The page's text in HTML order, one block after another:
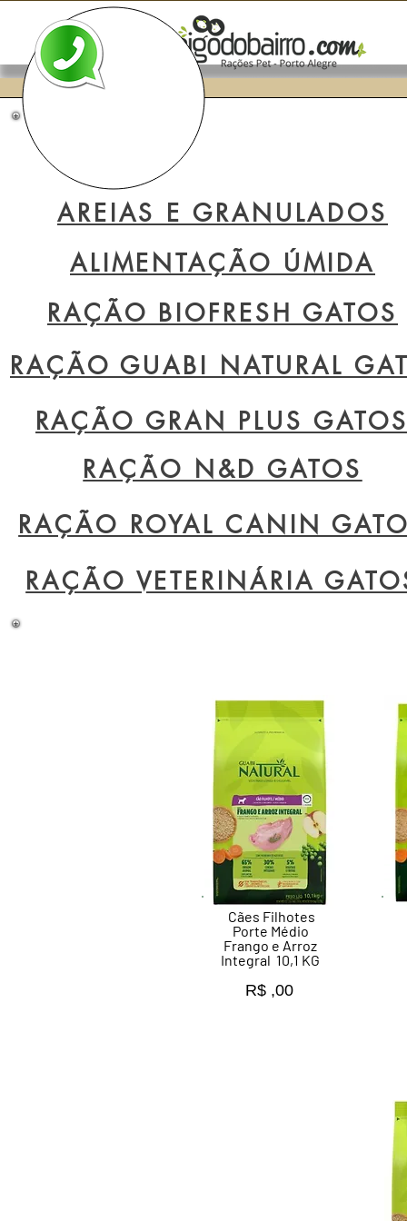
Cães Filhotes
Porte Médio
Frango e Arroz
Integral 10,1 KG
R$ ,00
AREIAS E GRANULADOS
ALIMENTAÇÃO ÚMIDA
RAÇÃO BIOFRESH GATOS
RAÇÃO GRAN PLUS
RAÇÃO N&D GATOS
RAÇÃO ROYAL CANIN
RAÇÃO VETERINÁRIA